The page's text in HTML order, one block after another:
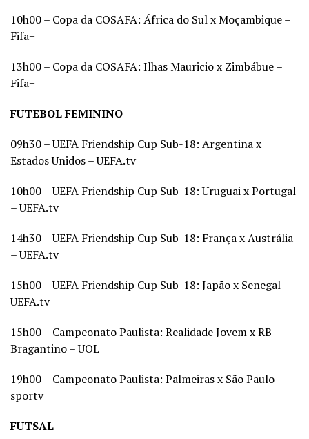
10h00 – Copa da COSAFA: África do Sul x Moçambique –
Fifa+
13h00 – Copa da COSAFA: Ilhas Mauricio x Zimbábue –
Fifa+
FUTEBOL FEMININO
09h30 – UEFA Friendship Cup Sub-18: Argentina x
Estados Unidos – UEFA.tv
10h00 – UEFA Friendship Cup Sub-18: Uruguai x Portugal
– UEFA.tv
14h30 – UEFA Friendship Cup Sub-18: França x Austrália
– UEFA.tv
15h00 – UEFA Friendship Cup Sub-18: Japão x Senegal –
UEFA.tv
15h00 – Campeonato Paulista: Realidade Jovem x RB
Bragantino – UOL
19h00 – Campeonato Paulista: Palmeiras x São Paulo –
sportv
FUTSAL